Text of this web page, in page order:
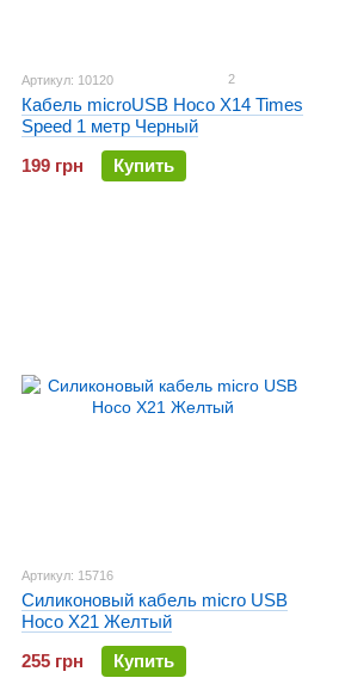
Артикул: 10120 2
Кабель microUSB Hoco X14 Times
Speed 1 метр Черный
199 грн
Купить
Артикул: 15716
Силиконовый кабель micro USB
Hoco X21 Желтый
255 грн
Купить